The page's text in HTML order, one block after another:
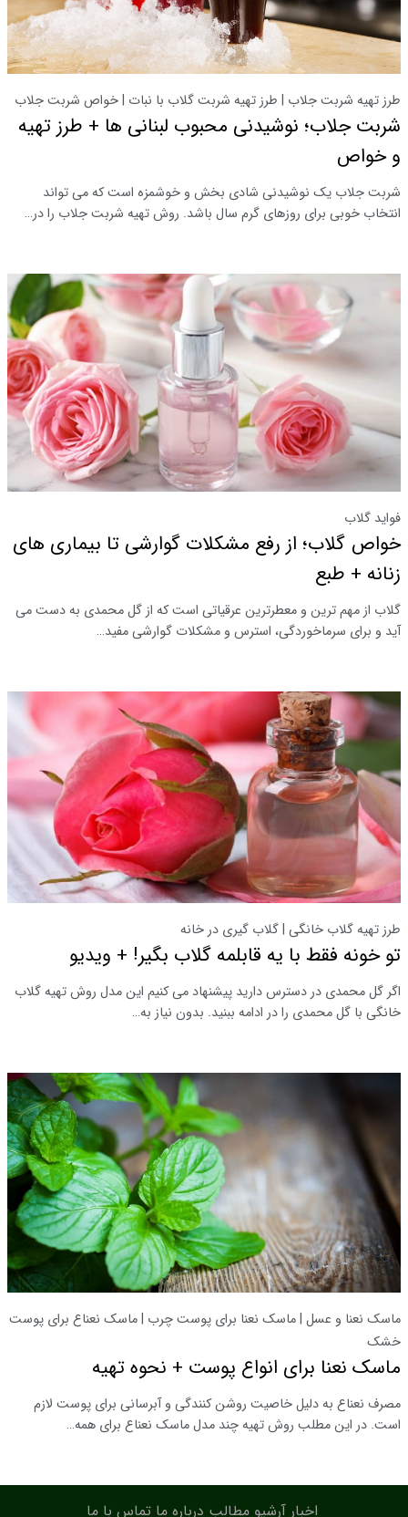
طرز تهیه شربت جلاب | طرز تهیه شربت گلاب با نبات | خواص شربت جلاب
شربت جلاب؛ نوشیدنی محبوب لبنانی ها + طرز تهیه
و خواص
شربت جلاب یک نوشیدنی شادی بخش و خوشمزه است که می تواند
انتخاب خوبی برای روزهای گرم سال باشد. روش تهیه شربت جلاب را در…
فواید گلاب
خواص گلاب؛ از رفع مشکلات گوارشی تا بیماری های
زنانه + طبع
گلاب از مهم ترین و معطرترین عرقیاتی است که از گل محمدی به دست می
آید و برای سرماخوردگی، استرس و مشکلات گوارشی مفید…
طرز تهیه گلاب خانگی | گلاب گیری در خانه
تو خونه فقط با یه قابلمه گلاب بگیر! + ویدیو
اگر گل محمدی در دسترس دارید پیشنهاد می کنیم این مدل روش تهیه گلاب
خانگی با گل محمدی را در ادامه ببنید. بدون نیاز به…
ماسک نعنا و عسل | ماسک نعنا برای پوست چرب | ماسک نعناع برای پوست
خشک
ماسک نعنا برای انواع پوست + نحوه تهیه
مصرف نعناع به دلیل خاصیت روشن کنندگی و آبرسانی برای پوست لازم
است. در این مطلب روش تهیه چند مدل ماسک نعناع برای همه…
اخبار آرشیو مطالب درباره ما تماس با ما